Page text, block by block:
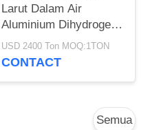
Larut Dalam Air
Aluminium Dihydrogen
Phosphate
USD 2400 Ton MOQ:1TON
CONTACT
Semua